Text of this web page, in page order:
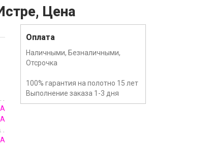
Цена
Оплата
Наличными, Безналичными,
Отсрочка
100% гарантия на полотно 15 лет
Выполнение заказа 1-3 дня